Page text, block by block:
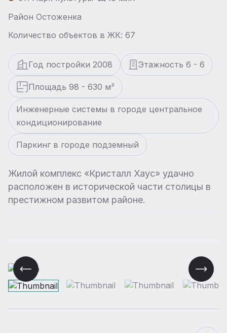
Район Остоженка
Количество объектов в ЖК: 67
Год постройки 2008 Этажность 6 - 6
Площадь 98 - 630 м²
Инженерные системы в городе центральное
кондиционирование
Паркинг в городе подземный
Жилой комплекс «Кристалл Хаус» удачно
расположен в исторической части столицы в
престижном развитом районе.